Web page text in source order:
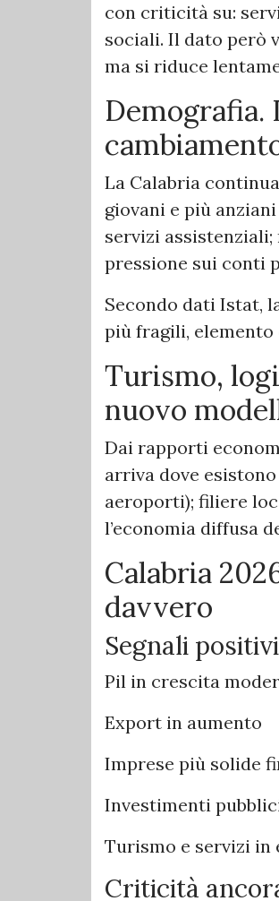
con criticità su:
sociali. Il dato però
ma si riduce
Demografia.
La Calabria
giovani e più
servizi
pressione sui conti
Secondo dati Istat,
più fragili, elemento
Turismo,
nuovo
Dai rapporti
arriva dove
aeroporti); filiere
l’economia diffusa
Calabria
davvero
Segnali positivi
Pil in crescita
Export in aumento
Imprese più solide
Investimenti
Turismo e servizi in
Criticità